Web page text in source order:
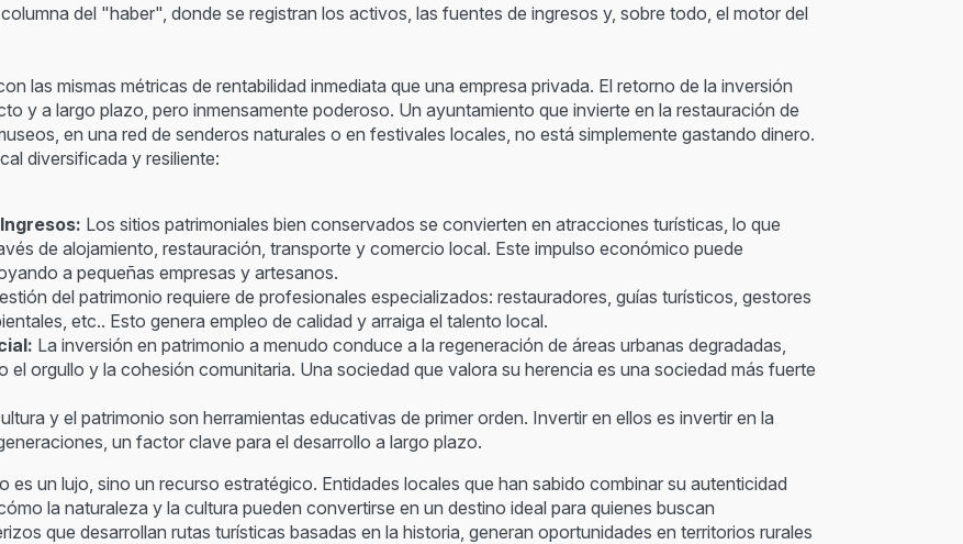
del "haber", donde se registran los activos, las fuentes de ingresos y, sobre todo, el motor del
las mismas métricas de rentabilidad inmediata que una empresa privada. El retorno de la inversión
y a largo plazo, pero inmensamente poderoso. Un ayuntamiento que invierte en la restauración de
en una red de senderos naturales o en festivales locales, no está simplemente gastando dinero.
diversificada y resiliente:
Los sitios patrimoniales bien conservados se convierten en atracciones turísticas, lo que
de alojamiento, restauración, transporte y comercio local. Este impulso económico puede
a pequeñas empresas y artesanos.
del patrimonio requiere de profesionales especializados: restauradores, guías turísticos, gestores
etc.. Esto genera empleo de calidad y arraiga el talento local.
La inversión en patrimonio a menudo conduce a la regeneración de áreas urbanas degradadas,
orgullo y la cohesión comunitaria. Una sociedad que valora su herencia es una sociedad más fuerte
y el patrimonio son herramientas educativas de primer orden. Invertir en ellos es invertir en la
un factor clave para el desarrollo a largo plazo.
es un lujo, sino un recurso estratégico. Entidades locales que han sabido combinar su autenticidad
la naturaleza y la cultura pueden convertirse en un destino ideal para quienes buscan
que desarrollan rutas turísticas basadas en la historia, generan oportunidades en territorios rurales